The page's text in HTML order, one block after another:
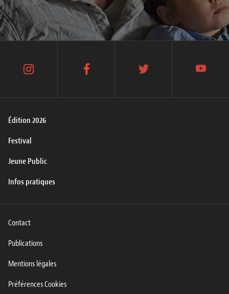
Édition 2026
Festival
Jeune Public
Infos pratiques
instagram facebook twitter youtube
Contact
Publications
Mentions légales
Préférences Cookies